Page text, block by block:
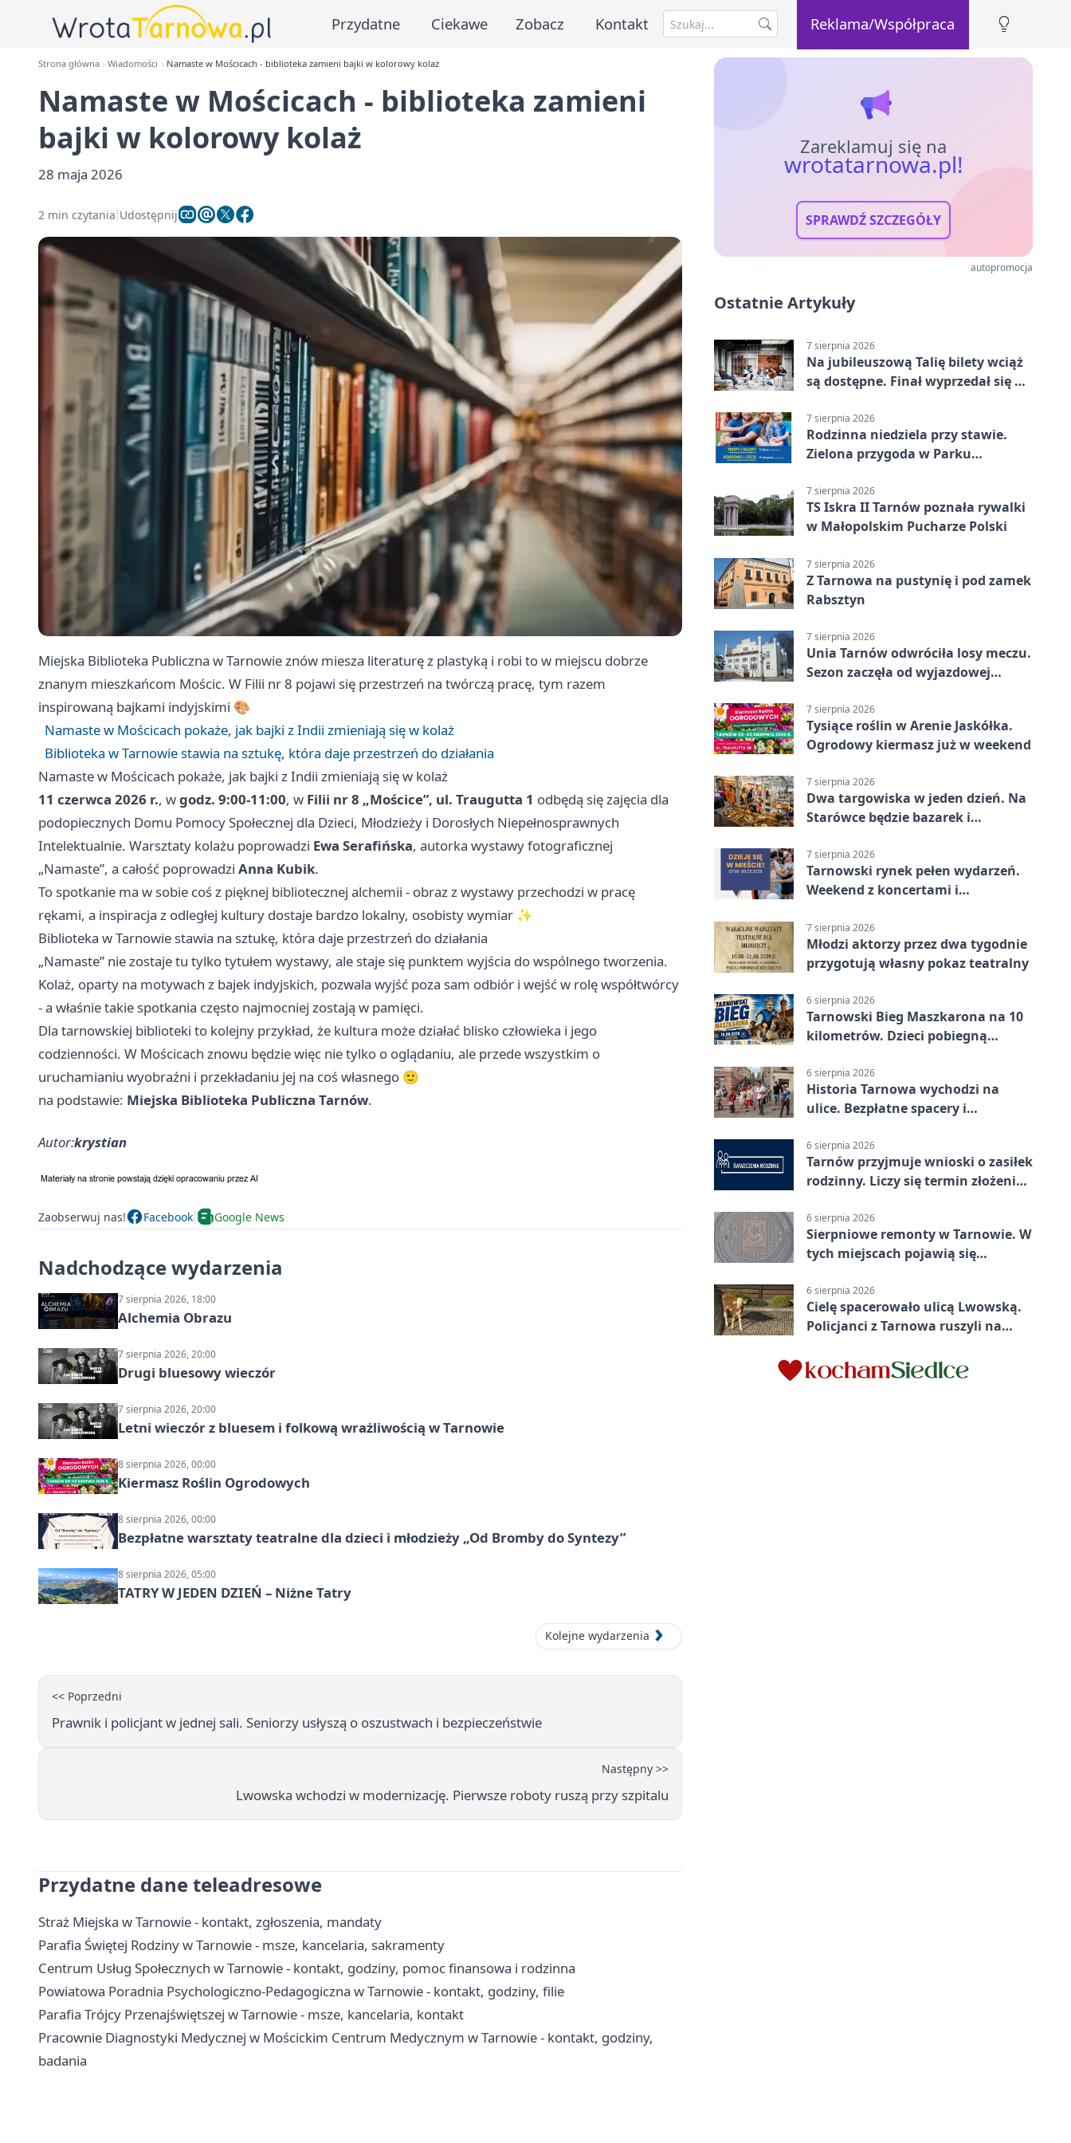
Przydatne Ciekawe Zobacz Kontakt Reklama/Współpraca
Strona główna Wiadomości Namaste w Mościcach - biblioteka zamieni bajki w kolorowy kolaż
Namaste w Mościcach - biblioteka zamieni
bajki w kolorowy kolaż
28 maja 2026
2 min czytania Udostępnij
Miejska Biblioteka Publiczna w Tarnowie znów miesza literaturę z plastyką i robi to w miejscu dobrze
znanym mieszkańcom Mościc. W Filii nr 8 pojawi się przestrzeń na twórczą pracę, tym razem
inspirowaną bajkami indyjskimi 🎨
Namaste w Mościcach pokaże, jak bajki z Indii zmieniają się w kolaż
Biblioteka w Tarnowie stawia na sztukę, która daje przestrzeń do działania
Namaste w Mościcach pokaże, jak bajki z Indii zmieniają się w kolaż
11 czerwca 2026 r., wgodz. 9:00-11:00, w Filii nr 8 „Mościce”, ul. Traugutta 1 odbędą się zajęcia dla
podopiecznych Domu Pomocy Społecznej dla Dzieci, Młodzieży i Dorosłych Niepełnosprawnych
Intelektualnie. Warsztaty kolażu poprowadzi Ewa Serafińska, autorka wystawy fotograficznej
„Namaste”, a całość poprowadzi Anna Kubik.
To spotkanie ma w sobie coś z pięknej bibliotecznej alchemii - obraz z wystawy przechodzi w pracę
rękami, a inspiracja z odległej kultury dostaje bardzo lokalny, osobisty wymiar ✨
Biblioteka w Tarnowie stawia na sztukę, która daje przestrzeń do działania
„Namaste” nie zostaje tu tylko tytułem wystawy, ale staje się punktem wyjścia do wspólnego tworzenia.
Kolaż, oparty na motywach z bajek indyjskich, pozwala wyjść poza sam odbiór i wejść w rolę współtwórcy
- a właśnie takie spotkania często najmocniej zostają w pamięci.
Dla tarnowskiej biblioteki to kolejny przykład, że kultura może działać blisko człowieka i jego
codzienności. W Mościcach znowu będzie więc nie tylko o oglądaniu, ale przede wszystkim o
uruchamianiu wyobraźni i przekładaniu jej na coś własnego 🙂
na podstawie: Miejska Biblioteka Publiczna Tarnów.
Autor:krystian
Zaobserwuj nas! Facebook Google News
Nadchodzące wydarzenia
7 sierpnia 2026, 18:00
Alchemia Obrazu
7 sierpnia 2026, 20:00
Drugi bluesowy wieczór
7 sierpnia 2026, 20:00
Letni wieczór z bluesem i folkową wrażliwością w Tarnowie
8 sierpnia 2026, 00:00
Kiermasz Roślin Ogrodowych
8 sierpnia 2026, 00:00
Bezpłatne warsztaty teatralne dla dzieci i młodzieży „Od Bromby do Syntezy”
8 sierpnia 2026, 05:00
TATRY W JEDEN DZIEŃ – Niżne Tatry
Kolejne wydarzenia
<< Poprzedni
Prawnik i policjant w jednej sali. Seniorzy usłyszą o oszustwach i bezpieczeństwie
Następny >>
Lwowska wchodzi w modernizację. Pierwsze roboty ruszą przy szpitalu
Przydatne dane teleadresowe
Straż Miejska w Tarnowie - kontakt, zgłoszenia, mandaty
Parafia Świętej Rodziny w Tarnowie - msze, kancelaria, sakramenty
Centrum Usług Społecznych w Tarnowie - kontakt, godziny, pomoc finansowa i rodzinna
Powiatowa Poradnia Psychologiczno-Pedagogiczna w Tarnowie - kontakt, godziny, filie
Parafia Trójcy Przenajświętszej w Tarnowie - msze, kancelaria, kontakt
Pracownie Diagnostyki Medycznej w Mościckim Centrum Medycznym w Tarnowie - kontakt, godziny,
badania
Zareklamuj się na
wrotatarnowa.pl!
SPRAWDŹ SZCZEGÓŁY
autopromocja
Ostatnie Artykuły
7 sierpnia 2026
Na jubileuszową Talię bilety wciąż
są dostępne. Finał wyprzedał się w
7 sierpnia 2026
Rodzinna niedziela przy stawie.
Zielona przygoda w Parku
7 sierpnia 2026
TS Iskra II Tarnów poznała rywalki
w Małopolskim Pucharze Polski
7 sierpnia 2026
Z Tarnowa na pustynię i pod zamek
Rabsztyn
7 sierpnia 2026
Unia Tarnów odwróciła losy meczu.
Sezon zaczęła od wyjazdowej
7 sierpnia 2026
Tysiące roślin w Arenie Jaskółka.
Ogrodowy kiermasz już w weekend
7 sierpnia 2026
Dwa targowiska w jeden dzień. Na
Starówce będzie bazarek i
7 sierpnia 2026
Tarnowski rynek pełen wydarzeń.
Weekend z koncertami i
7 sierpnia 2026
Młodzi aktorzy przez dwa tygodnie
przygotują własny pokaz teatralny
6 sierpnia 2026
Tarnowski Bieg Maszkarona na 10
kilometrów. Dzieci pobiegną
6 sierpnia 2026
Historia Tarnowa wychodzi na
ulice. Bezpłatne spacery i
6 sierpnia 2026
Tarnów przyjmuje wnioski o zasiłek
rodzinny. Liczy się termin złożenia
6 sierpnia 2026
Sierpniowe remonty w Tarnowie. W
tych miejscach pojawią się
6 sierpnia 2026
Cielę spacerowało ulicą Lwowską.
Policjanci z Tarnowa ruszyli na